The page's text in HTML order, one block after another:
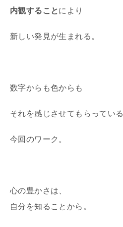
内観することにより
新しい発見が生まれる。
数字からも色からも
それを感じさせてもらっている
今回のワーク。
心の豊かさは、
自分を知ることから。